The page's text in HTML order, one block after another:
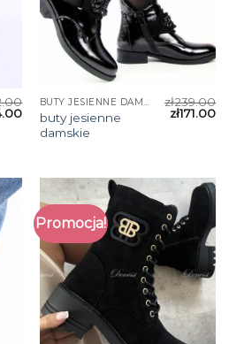
BUTY JESIENNE DAMSKIE
buty jesienne
damskie
zł239.00
zł171.00
Promocja!